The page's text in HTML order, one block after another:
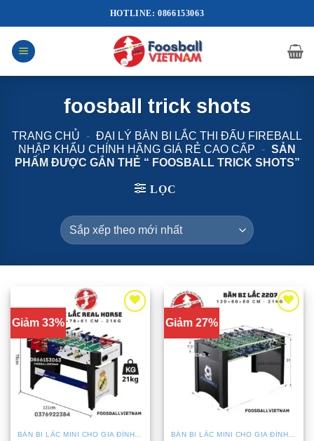
qua
nội
dung
HOTLINE: 0866153063
foosball trick shots
TRANG CHỦ - ĐẠI LÝ BÀN BI LẮC THI ĐẤU FIREBALL
NHẬP KHẨU CHÍNH HÃNG GIÁ RẺ CAO CẤP
- SẢN
PHẨM ĐƯỢC GẮN THẺ “ FOOSBALL TRICK SHOTS”
LỌC
Giảm 33%
BÀN BI LẮC MINI CHO GIA ĐÌNH – NHỎ GỌN, GẬP GỌN, DỄ DI CHUYỂN
Giảm 27%
BÀN BI LẮC MINI CHO GIA ĐÌNH – NHỎ GỌN, GẬP GỌN, DỄ DI CHUYỂN